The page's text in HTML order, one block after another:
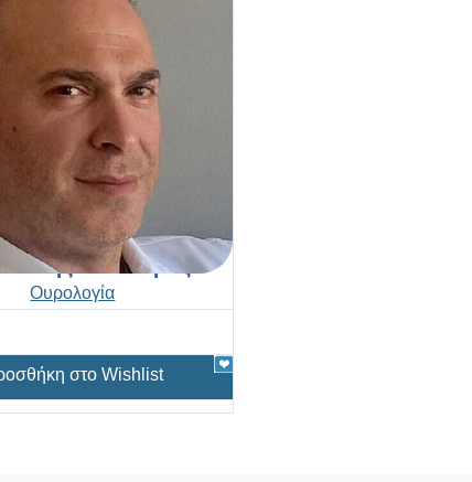
Θεόδωρος
Ουρολογία
στο Wishlist